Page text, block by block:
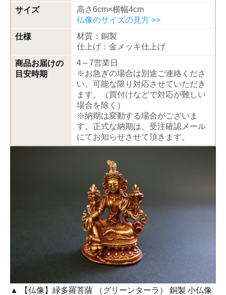
サイズ
高さ6cm×横幅4cm
仏像のサイズの見方 >>
仕様
材質：銅製
仕上げ：金メッキ仕上げ
商品お届けの
目安時期
4～7営業日
※お急ぎの場合は別途ご連絡くださ
い。可能な限り対応させていただき
ます。（買付けなどで対応が難しい
場合を除く）
※納期は変動する場合がございま
す。正式な納期は、受注確認メール
にてお知らせさせて頂きます。
▲ 【仏像】緑多羅菩薩 （グリーンターラ） 銅製 小仏像